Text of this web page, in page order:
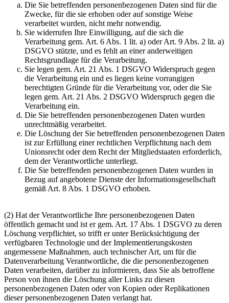
Die Sie betreffenden personenbezogenen Daten sind für die
Zwecke, für die sie erhoben oder auf sonstige Weise
verarbeitet wurden, nicht mehr notwendig.
Sie widerrufen Ihre Einwilligung, auf die sich die
Verarbeitung gem. Art. 6 Abs. 1 lit. a) oder Art. 9 Abs. 2 lit. a)
DSGVO stützte, und es fehlt an einer anderweitigen
Rechtsgrundlage für die Verarbeitung.
Sie legen gem. Art. 21 Abs. 1 DSGVO Widerspruch gegen
die Verarbeitung ein und es liegen keine vorrangigen
berechtigten Gründe für die Verarbeitung vor, oder die Sie
legen gem. Art. 21 Abs. 2 DSGVO Widerspruch gegen die
Verarbeitung ein.
Die Sie betreffenden personenbezogenen Daten wurden
unrechtmäßig verarbeitet.
Die Löschung der Sie betreffenden personenbezogenen Daten
ist zur Erfüllung einer rechtlichen Verpflichtung nach dem
Unionsrecht oder dem Recht der Mitgliedstaaten erforderlich,
dem der Verantwortliche unterliegt.
Die Sie betreffenden personenbezogenen Daten wurden in
Bezug auf angebotene Dienste der Informationsgesellschaft
gemäß Art. 8 Abs. 1 DSGVO erhoben.
(2) Hat der Verantwortliche Ihre personenbezogenen Daten
öffentlich gemacht und ist er gem. Art. 17 Abs. 1 DSGVO zu deren
Löschung verpflichtet, so trifft er unter Berücksichtigung der
verfügbaren Technologie und der Implementierungskosten
angemessene Maßnahmen, auch technischer Art, um für die
Datenverarbeitung Verantwortliche, die die personenbezogenen
Daten verarbeiten, darüber zu informieren, dass Sie als betroffene
Person von ihnen die Löschung aller Links zu diesen
personenbezogenen Daten oder von Kopien oder Replikationen
dieser personenbezogenen Daten verlangt hat.